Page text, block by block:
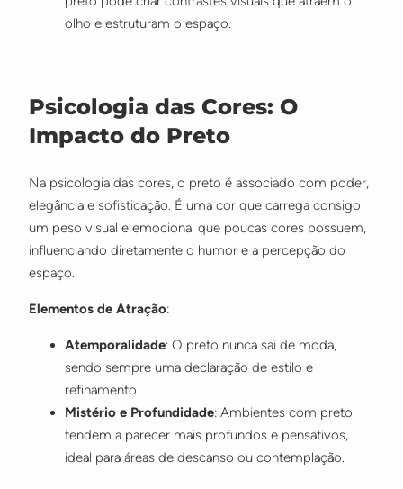
olho e estruturam o espaço.
Psicologia das Cores: O
Impacto do Preto
Na psicologia das cores, o preto é associado com poder,
elegância e sofisticação. É uma cor que carrega consigo
um peso visual e emocional que poucas cores possuem,
influenciando diretamente o humor e a percepção do
espaço.
Elementos de Atração:
Atemporalidade: O preto nunca sai de moda,
sendo sempre uma declaração de estilo e
refinamento.
Mistério e Profundidade: Ambientes com preto
tendem a parecer mais profundos e pensativos,
ideal para áreas de descanso ou contemplação.